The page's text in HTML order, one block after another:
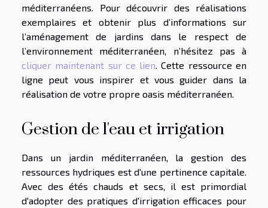
méditerranéens. Pour découvrir des réalisations
exemplaires et obtenir plus d’informations sur
l’aménagement de jardins dans le respect de
l’environnement méditerranéen, n’hésitez pas à
cliquer maintenant sur ce lien. Cette ressource en
ligne peut vous inspirer et vous guider dans la
réalisation de votre propre oasis méditerranéen.
Gestion de l'eau et irrigation
Dans un jardin méditerranéen, la gestion des
ressources hydriques est d'une pertinence capitale.
Avec des étés chauds et secs, il est primordial
d'adopter des pratiques d'irrigation efficaces pour